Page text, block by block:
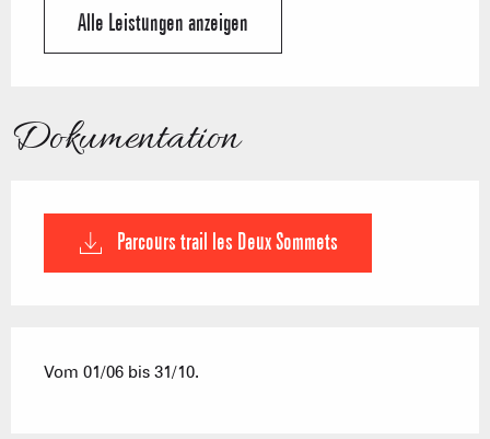
Alle Leistungen anzeigen
Dokumentation
Parcours trail les Deux Sommets
Vom 01/06 bis 31/10.